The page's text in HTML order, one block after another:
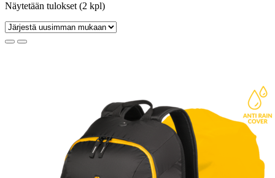
Näytetään tulokset (2 kpl)